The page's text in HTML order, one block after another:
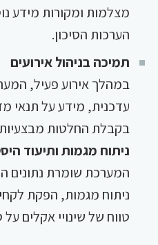
מצלמות ומקורות מידע
הערכות הסיכון.
תמיכה בניהול אירועים
במהלך אירוע פעיל,
עדכנית, מידע על תנאי
בקבלת החלטות
ניתוח מגמות ותיעוד
המערכת שומרת נתונים
ניתוח מגמות, הפקת
טווח של שינויי אקלים על